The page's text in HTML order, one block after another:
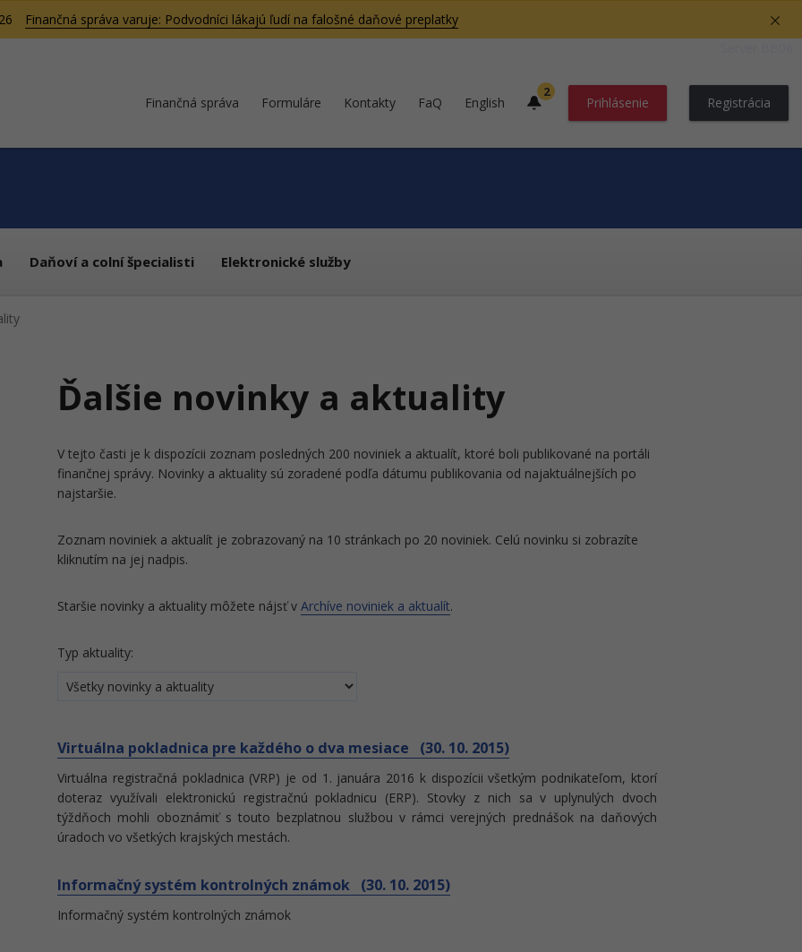
Finančná správa varuje: Podvodníci lákajú ľudí na falošné daňové preplatky
Finančná správa Formuláre Kontakty FaQ English
2
Prihlásenie Registrácia
Daňoví a colní špecialisti Elektronické služby
Ďalšie novinky a aktuality
V tejto časti je k dispozícii zoznam posledných 200 noviniek a aktualít, ktoré boli publikované na portáli
finančnej správy. Novinky a aktuality sú zoradené podľa dátumu publikovania od najaktuálnejších po
najstaršie.
Zoznam noviniek a aktualít je zobrazovaný na 10 stránkach po 20 noviniek. Celú novinku si zobrazíte
kliknutím na jej nadpis.
Staršie novinky a aktuality môžete nájsť v Archíve noviniek a aktualít.
Typ aktuality:
Virtuálna pokladnica pre každého o dva mesiace (30. 10. 2015)
Virtuálna registračná pokladnica (VRP) je od 1. januára 2016 k dispozícii všetkým podnikateľom, ktorí
doteraz využívali elektronickú registračnú pokladnicu (ERP). Stovky z nich sa v uplynulých dvoch
týždňoch mohli oboznámiť s touto bezplatnou službou v rámci verejných prednášok na daňových
úradoch vo všetkých krajských mestách.
Informačný systém kontrolných známok (30. 10. 2015)
Informačný systém kontrolných známok